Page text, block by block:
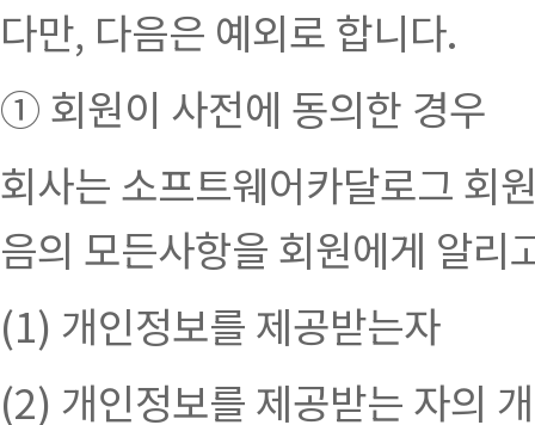
다만, 다음은 예외로 합니다.
① 회원이 사전에 동의한 경우
회사는 소프트웨어카달로그 회
음의 모든사항을 회원에게 알리
(1) 개인정보를 제공받는자
(2) 개인정보를 제공받는 자의